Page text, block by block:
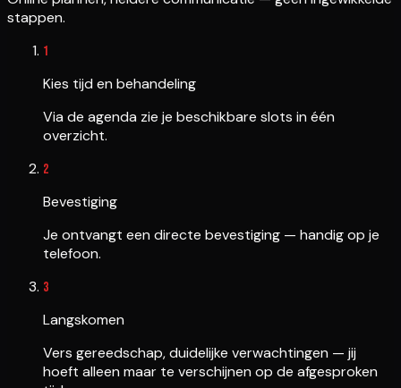
stappen.
1
Kies tijd en behandeling
Via de agenda zie je beschikbare slots in één
overzicht.
2
Bevestiging
Je ontvangt een directe bevestiging — handig op je
telefoon.
3
Langskomen
Vers gereedschap, duidelijke verwachtingen — jij
hoeft alleen maar te verschijnen op de afgesproken